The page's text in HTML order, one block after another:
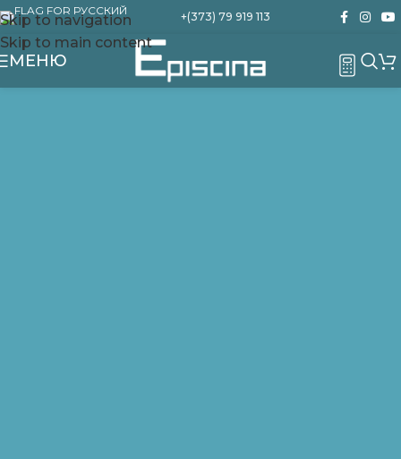
Skip to navigation
Skip to main content
+(373) 79 919 113
МЕНЮ